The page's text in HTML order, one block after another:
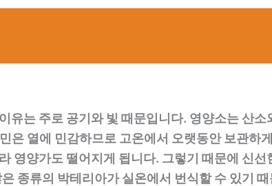
유는 주로 공기와 빛 때문입니다. 영양소는 산
은 열에 민감하므로 고온에서 오랫동안 보관하
영양가도 떨어지게 됩니다. 그렇기 때문에 신
종류의 박테리아가 실온에서 번식할 수 있기